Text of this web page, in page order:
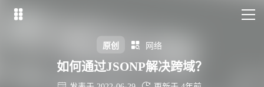

原创  网络
如何通过JSONP解决跨域？